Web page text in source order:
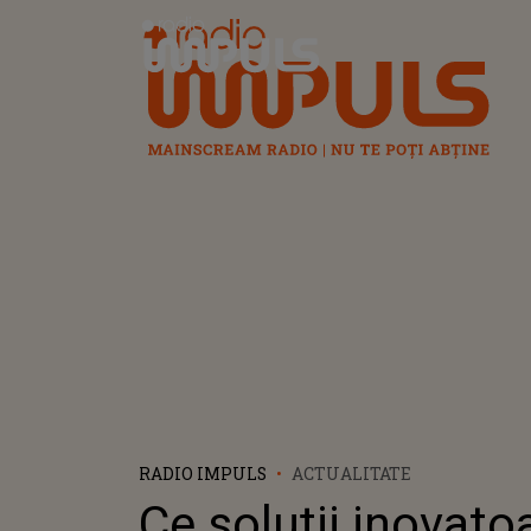
Radio Impuls
RADIO IMPULS ACTUALITATE